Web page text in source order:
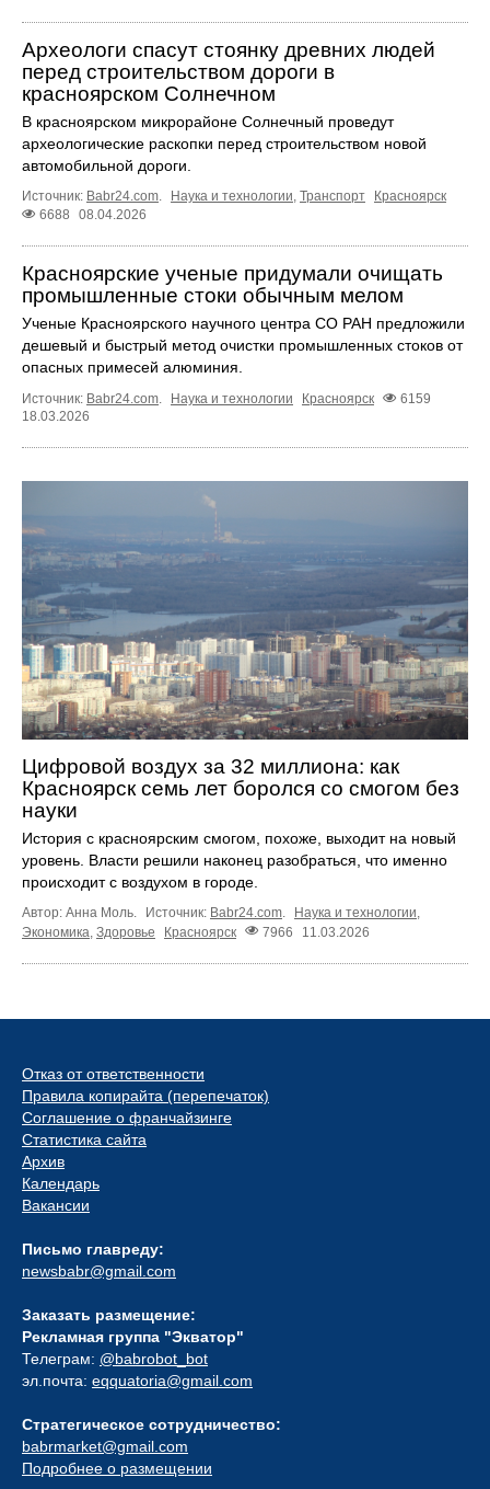
Археологи спасут стоянку древних людей
перед строительством дороги в
красноярском Солнечном
В красноярском микрорайоне Солнечный проведут
археологические раскопки перед строительством новой
автомобильной дороги.
Источник: Babr24.com Наука и технологии Транспорт
Красноярск
6688
08.04.2026
Красноярские ученые придумали очищать
промышленные стоки обычным мелом
Ученые Красноярского научного центра СО РАН предложили
дешевый и быстрый метод очистки промышленных стоков от
опасных примесей алюминия.
Источник: Babr24.com. Наука и технологии Красноярск
6159
18.03.2026
Цифровой воздух за 32 миллиона: как
Красноярск семь лет боролся со смогом без
науки
История с красноярским смогом, похоже, выходит на новый
уровень. Власти решили наконец разобраться, что именно
происходит с воздухом в городе.
Автор: Анна Моль. Источник: Babr24.com. Наука и технологии,
Экономика Здоровье Красноярск 7966 11.03.2026
Отказ от ответственности
Правила копирайта (перепечаток)
Соглашение о франчайзинге
Статистика сайта
Архив
Календарь
Вакансии
Письмо главреду:
newsbabr@gmail.com
Заказать размещение:
Рекламная группа "Экватор"
Телеграм: @babrobot_bot
эл.почта: eqquatoria@gmail.com
Стратегическое сотрудничество:
babrmarket@gmail.com
Подробнее о размещении